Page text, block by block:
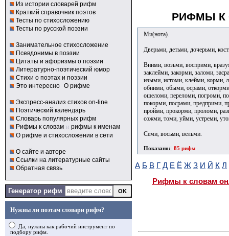
Из истории словарей рифм
Краткий справочник поэтов
Тесты по стихосложению
Тесты по русской поэзии
Занимательное стихосложение
Псевдонимы в поэзии
Цитаты и афоризмы о поэзии
Литературно-поэтический юмор
Стихи о поэтах и поэзии
Это интересно О рифме
Экспресс-анализ стихов on-line
Поэтический календарь
Словарь популярных рифм
Рифмы к словам и рифмы к именам
О рифме и стихосложении в сети
О сайте и авторе
Ссылки на литературные сайты
Обратная связь
Генератор рифм
Нужны ли поэтам словари рифм?
Да, нужны как рабочий инструмент по
подбору рифм.
РИФМЫ К
Ми(нота).
Дверьми, детьми, дочерьми,
Вними, возьми, восприми,
заклейми, закорми, заломи,
изыми, истоми, клейми, корми,
обними, обыми, осрами,
ошеломи, переломи, погроми,
покорми, посрами, предприми,
пройми, прокорми, проломи,
сожми, томи, уйми, устреми,
Семи, восьми, вельми.
Показано: 85 рифм
А Б В Г Д Е Ё Ж З И Й К Л
Рифмы к словам